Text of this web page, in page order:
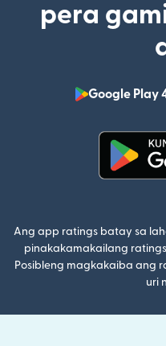
pera
Google Play
Ang app ratings batay sa
pinakakamakailang
Posibleng magkakaiba ang
uri